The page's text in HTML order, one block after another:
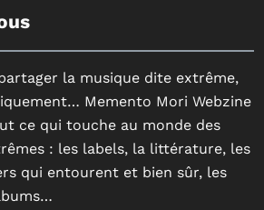
la musique dite extrême,
Memento Mori Webzine
ce qui touche au monde des
: les labels, la littérature, les
qui entourent et bien sûr, les